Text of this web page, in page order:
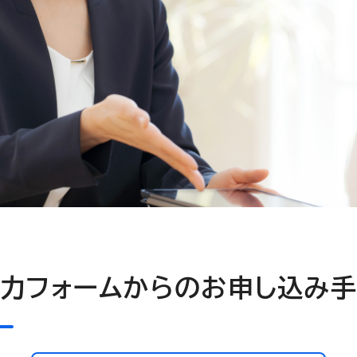
フォームからのお申し込み